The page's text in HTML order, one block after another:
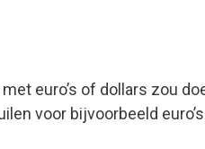
euro’s of dollars zou
voor bijvoorbeeld